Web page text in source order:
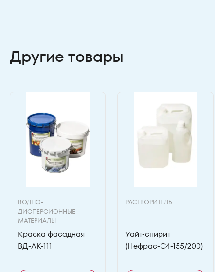
Другие товары
ВОДНО-
ДИСПЕРСИОННЫЕ
МАТЕРИАЛЫ
Краска фасадная
ВД-АК-111
РАСТВОРИТЕЛЬ
Уайт-спирит
(Нефрас-С4-155/200)